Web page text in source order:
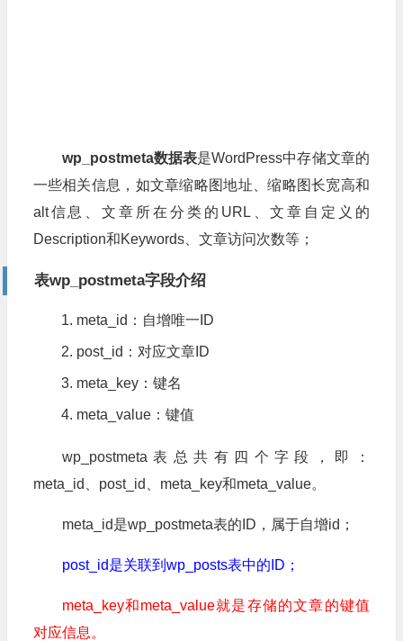
wp_postmeta数据表是WordPress中存储文章的
一些相关信息，如文章缩略图地址、缩略图长宽高和
alt信息、文章所在分类的URL、文章自定义的
Description和Keywords、文章访问次数等；
表wp_postmeta字段介绍
meta_id ：自增唯一 ID
post_id ：对应文章ID
meta_key：键名
meta_value：键值
wp_postmeta表总共有四个字段，即：
meta_id、post_id、meta_key和meta_value。
meta_id是wp_postmeta表的ID，属于自增id；
post_id是关联到wp_posts表中的ID；
meta_key和meta_value就是存储的文章的键值
对应信息。